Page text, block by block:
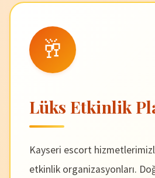
🥂
Lüks Etkinlik
Kayseri escort
etkinlik organizasyonları.